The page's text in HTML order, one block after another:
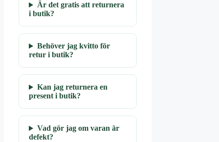
Är det gratis att returnera
i butik?
Behöver jag kvitto för
retur i butik?
Kan jag returnera en
present i butik?
Vad gör jag om varan är
defekt?